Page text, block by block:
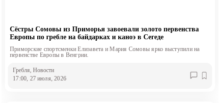
Сёстры Сомовы из Приморья завоевали золото первенства
Европы по гребле на байдарках и каноэ в Сегеде
Приморские спортсменки Елизавета и Мария Сомовы ярко выступили на
первенстве Европы в Венгрии.
Гребля, Новости
17:00, 27 июля, 2026